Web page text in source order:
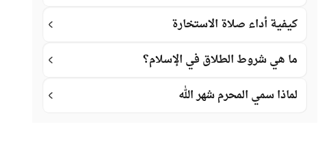
كيفية أداء صلاة الاستخارة
ما هي شروط الطلاق في الإسلام؟
لماذا سمي المحرم شهر الله